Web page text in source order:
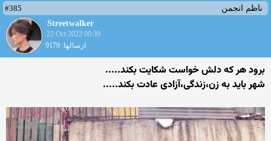
ناظم انجمن
#385
Streetwalker
22 Oct 2022 00:39
ارسالها: 9179
برود هر که دلش خواست شکایت بکند.....
شهر باید به زن،زندگی،آزادی عادت بکند.....